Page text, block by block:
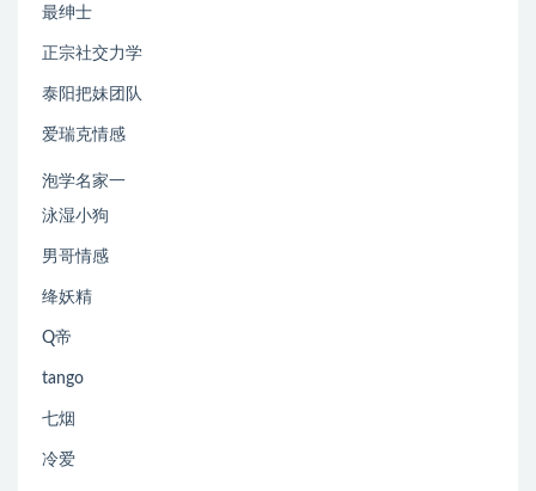
最绅士
正宗社交力学
泰阳把妹团队
爱瑞克情感
泡学名家一
泳湿小狗
男哥情感
绛妖精
Q帝
tango
七烟
冷爱